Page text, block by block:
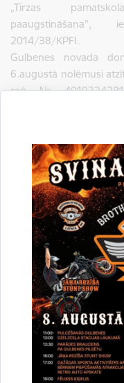
„Tirzas
paaugstināšana",
2014/38/KPFI.
Gulbenes novada
6.augustā nolēmusi
reģ. Nr.
Drukāt lapu
Dalīties